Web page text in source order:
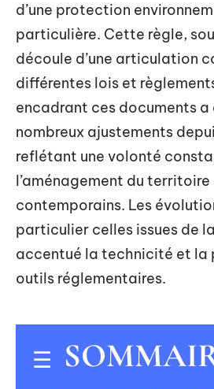
d’une protection
particulière. Cette règle,
découle d’une articulation
différentes lois et
encadrant ces documents a
nombreux ajustements
reflétant une volonté
l’aménagement du territoire
contemporains. Les
particulier celles issues de
accentué la technicité et la
outils réglementaires.